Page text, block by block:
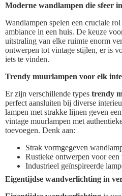
Moderne wandlampen die sfeer
Wandlampen spelen een cruciale
ambiance in een huis. De keuze
uitstraling van elke ruimte enorm
ontwerpen tot vintage stijlen, er is
iets te vinden.
Trendy muurlampen voor elk
Er zijn verschillende types trendy
perfect aansluiten bij diverse
lampen met strakke lijnen geven
vintage muurlampen met
toevoegen. Denk aan:
Strak vormgegeven
Rustieke ontwerpen voor
Industrieel geïnspireerde
Eigentijdse wandverlichting in